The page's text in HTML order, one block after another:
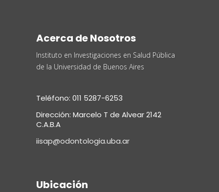
Acerca de Nosotros
Instituto en Investigaciones en Salud Pública
de la Universidad de Buenos Aires
Teléfono: 011 5287-6253
Dirección: Marcelo T de Alvear 2142
C.A.B.A
iisap@odontologia.uba.ar
Ubicación